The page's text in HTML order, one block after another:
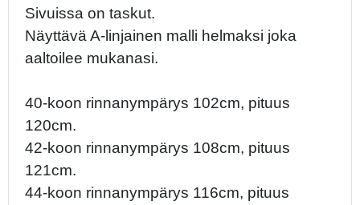
Sivuissa on taskut.
Näyttävä A-linjainen malli helmaksi joka
aaltoilee mukanasi.
40-koon rinnanympärys 102cm, pituus
120cm.
42-koon rinnanympärys 108cm, pituus
121cm.
44-koon rinnanympärys 116cm, pituus